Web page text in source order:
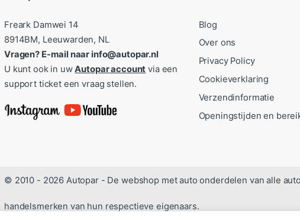
Freark Damwei 14
8914BM, Leeuwarden, NL
Vragen? E-mail naar info@autopar.nl
U kunt ook in uwAutopar account via een
support ticket een vraag stellen.
Blog
Over ons
Privacy Policy
Cookieverklaring
Verzendinformatie
Openingstijden en
© 2010 - 2026 Autopar - De webshop met auto onderdelen van alle
handelsmerken van hun respectieve eigenaars.